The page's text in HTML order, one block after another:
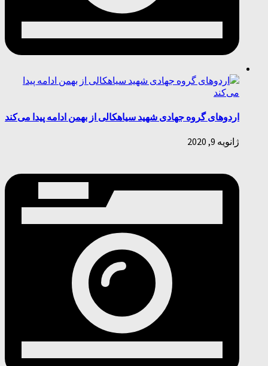
اردو‌های گروه جهادی شهید سیاهکالی از بهمن ادامه پیدا می‌کند
ژانویه 9, 2020